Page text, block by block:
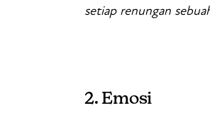
setiap renungan
2.Emosi